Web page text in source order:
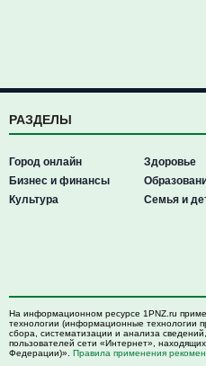
РАЗДЕЛЫ
Город онлайн
Бизнес и финансы
Культура
Здоровье
Семья и
На информационном ресурсе 1PNZ.ru
технологии (информационные технологии
сбора, систематизации и анализа
пользователей сети «Интернет»,
Федерации)». Правила применения